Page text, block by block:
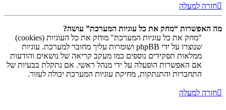
חזרה למעלה
מה האפשרות “מחק את כל עוגיות המערכת” עושה?
"מחק את כל עוגיות המערכת" מוחק את כל העוגיות (cookies)
שנוצרו על ידי phpBB ושומרות עליך מחובר למערכת. עוגיות
ממלאות תפקידים נוספים כמו מעקב קריאה של נושאים והודעות
אם האפשרות הופעלה על ידי מנהל ראשי. אם נתקלת בבעיות של
התחברות והתנתקות, מחיקת עוגיות המערכת יכולה לעזור.
חזרה למעלה